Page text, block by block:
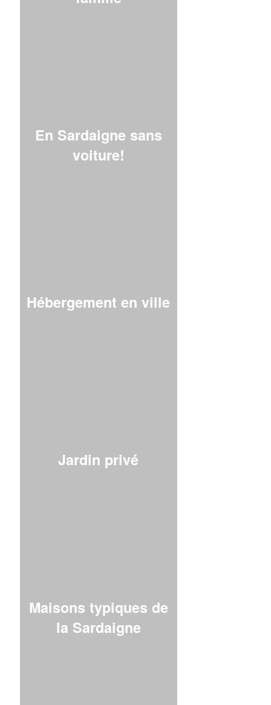
En Sardaigne sans
voiture!
Hébergement en ville
Jardin privé
Maisons typiques de
la Sardaigne